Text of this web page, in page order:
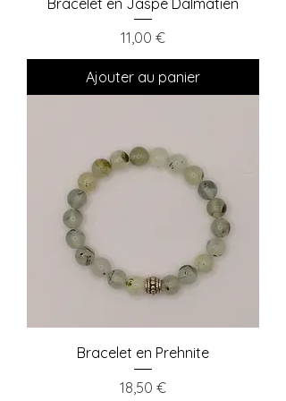
Prix
11,00 €
Ajouter au panier
Bracelet en Prehnite
Prix
18,50 €